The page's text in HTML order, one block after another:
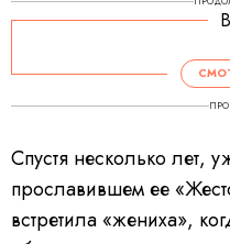
Спустя несколько лет,
прославившем ее
встретила «жениха»,